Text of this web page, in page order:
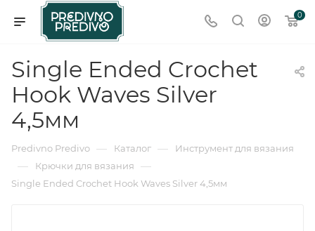
0
Single Ended Crochet
Hook Waves Silver
4,5мм
Predivno Predivo — Каталог — Инструмент для вязания
— Крючки для вязания —
Single Ended Crochet Hook Waves Silver 4,5мм